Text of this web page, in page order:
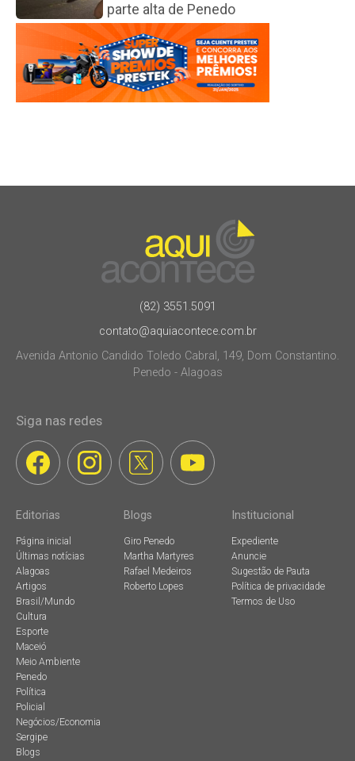
parte alta de Penedo
(82) 3551.5091
contato@aquiacontece.com.br
Avenida Antonio Candido Toledo Cabral, 149, Dom Constantino.
Penedo - Alagoas
Siga nas redes
Editorias
Página inicial
Últimas notícias
Alagoas
Artigos
Brasil/Mundo
Cultura
Esporte
Maceió
Meio Ambiente
Penedo
Política
Policial
Negócios/Economia
Sergipe
Blogs
Blogs
Giro Penedo
Martha Martyres
Rafael Medeiros
Roberto Lopes
Institucional
Expediente
Anuncie
Sugestão de Pauta
Política de privacidade
Termos de Uso